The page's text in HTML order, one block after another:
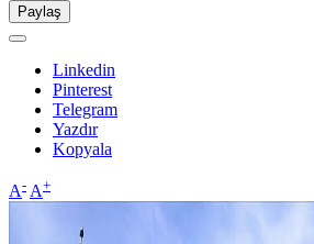
Paylaş
Linkedin
Pinterest
Telegram
Yazdır
Kopyala
A- A+